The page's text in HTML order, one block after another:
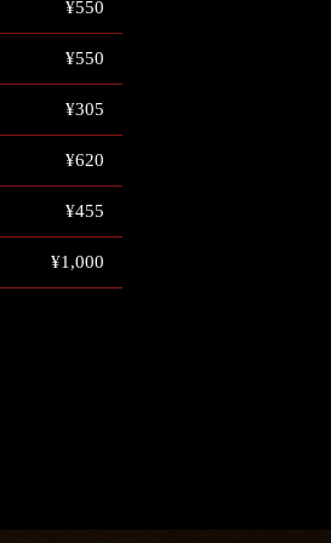
¥550
¥550
¥305
¥620
¥455
¥1,000